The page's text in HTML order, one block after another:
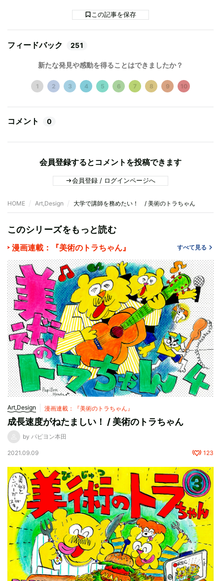
この記事を保存
フィードバック 251
新たな発見や感動を得ることはできましたか？
1 2 3 4 5 6 7 8 9 10
コメント 0
会員登録するとコメントを投稿できます
会員登録 / ログインページへ
HOME Art,Design 大学で講師を務めたい！ / 美術のトラちゃん
このシリーズをもっと読む
漫画連載：『美術のトラちゃん』 すべて見る
Art,Design 漫画連載：『美術のトラちゃん』
成長速度がねたましい！ / 美術のトラちゃん
by パピヨン本田
2021.09.09 123